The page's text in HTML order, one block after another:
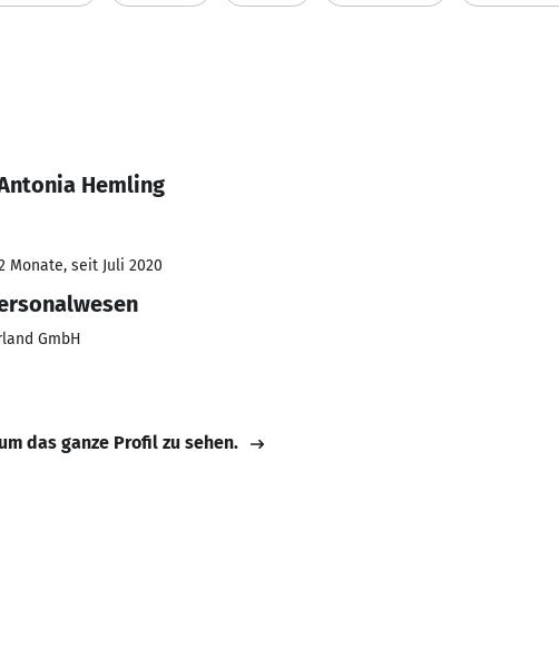
Hemling
Monate, seit Juli 2020
GmbH
das ganze Profil zu sehen.